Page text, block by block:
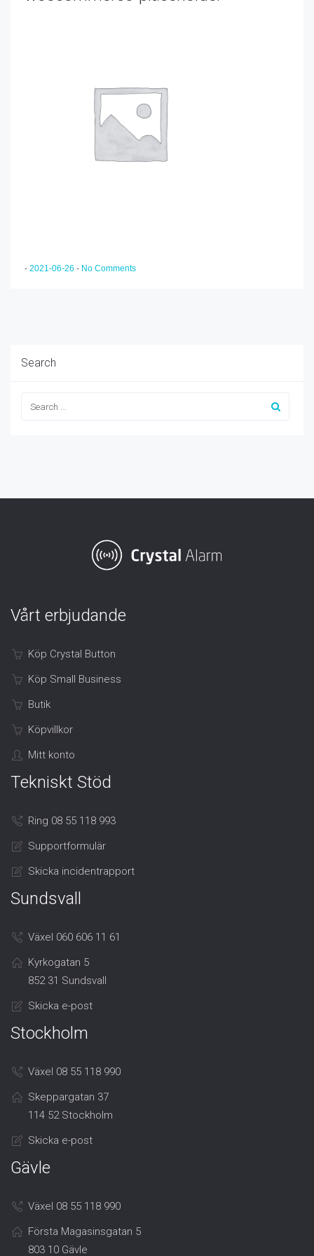
- 2021-06-26 - No Comments
Search
Vårt erbjudande
Köp Crystal Button
Köp Small Business
Butik
Köpvillkor
Mitt konto
Tekniskt Stöd
Ring 08 55 118 993
Supportformulär
Skicka incidentrapport
Sundsvall
Växel 060 606 11 61
Kyrkogatan 5
852 31 Sundsvall
Skicka e-post
Stockholm
Växel 08 55 118 990
Skeppargatan 37
114 52 Stockholm
Skicka e-post
Gävle
Växel 08 55 118 990
Första Magasinsgatan 5
803 10 Gävle